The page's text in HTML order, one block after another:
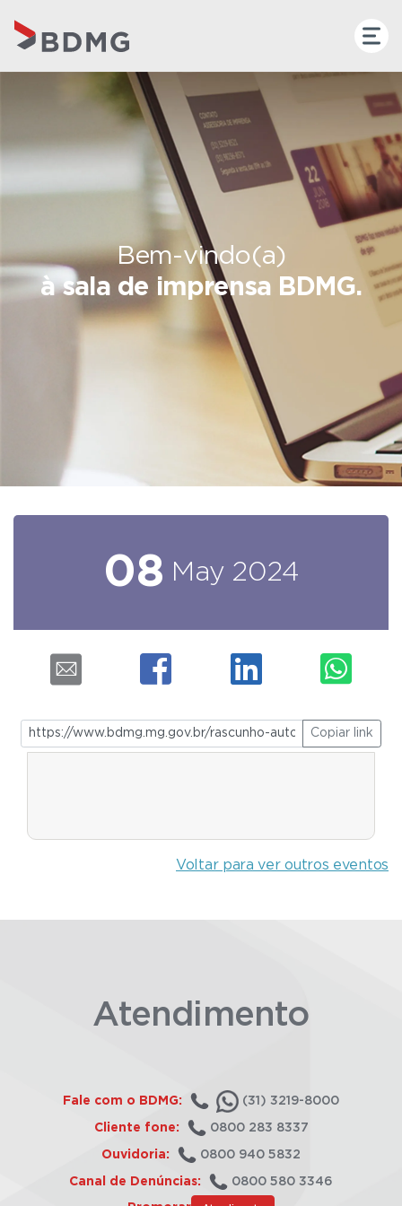
Bem-vindo(a)
à sala de imprensa BDMG.
08 May 2024
Copiar link
Voltar para ver outros eventos
Atendimento
Fale com o BDMG: (31) 3219-8000
Cliente fone: 0800 283 8337
Ouvidoria: 0800 940 5832
Canal de Denúncias: 0800 580 3346